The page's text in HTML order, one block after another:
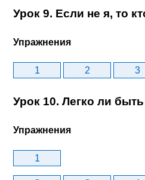
Урок 9. Если не я, то
Упражнения
1 2 3
Урок 10. Легко ли
Упражнения
1